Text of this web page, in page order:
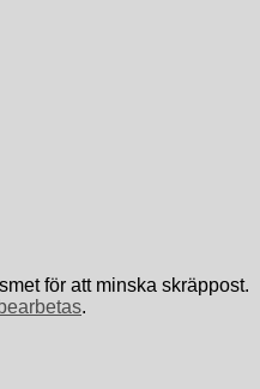
för att minska skräppost.
.